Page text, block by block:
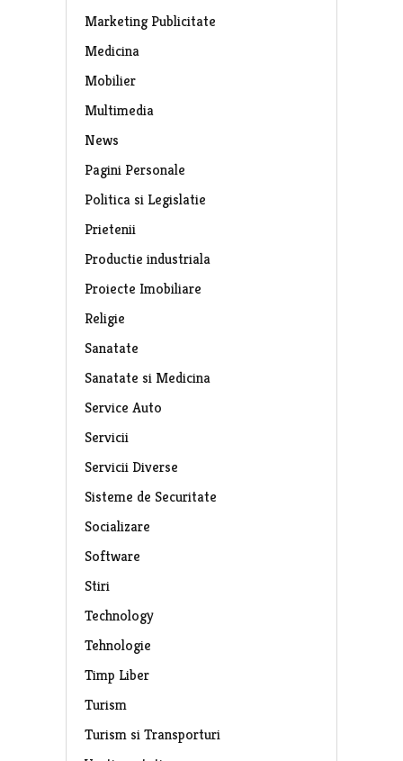
Marketing Publicitate
Medicina
Mobilier
Multimedia
News
Pagini Personale
Politica si Legislatie
Prietenii
Productie industriala
Proiecte Imobiliare
Religie
Sanatate
Sanatate si Medicina
Service Auto
Servicii
Servicii Diverse
Sisteme de Securitate
Socializare
Software
Stiri
Technology
Tehnologie
Timp Liber
Turism
Turism si Transporturi